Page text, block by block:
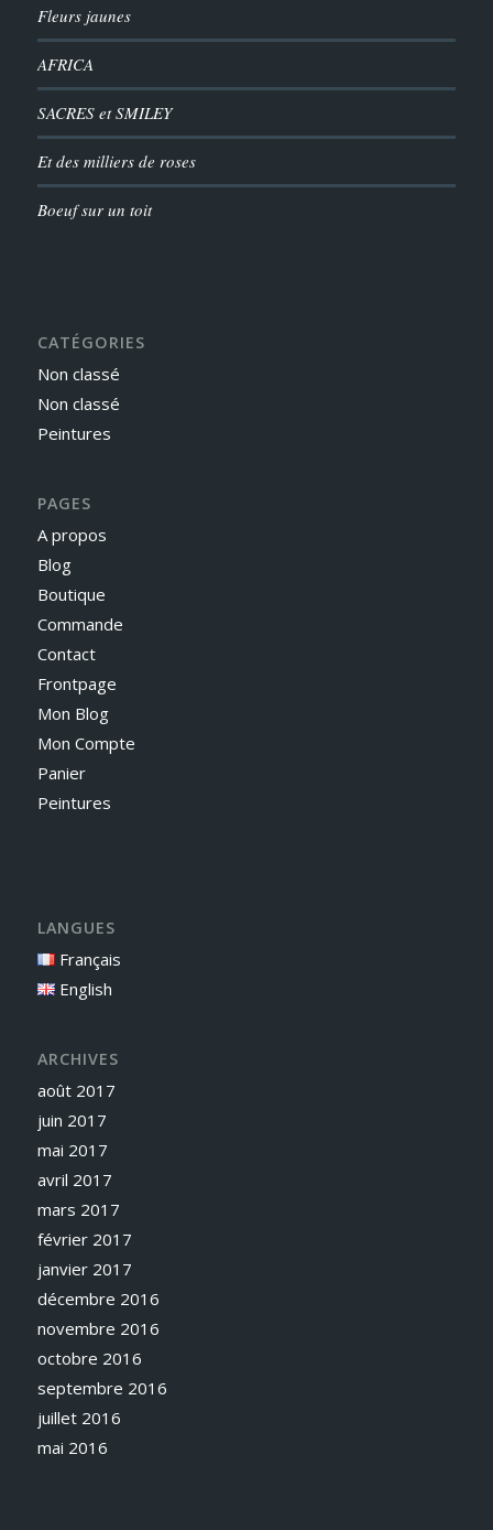
Fleurs jaunes
AFRICA
SACRES et SMILEY
Et des milliers de roses
Boeuf sur un toit
CATÉGORIES
Non classé
Non classé
Peintures
PAGES
A propos
Blog
Boutique
Commande
Contact
Frontpage
Mon Blog
Mon Compte
Panier
Peintures
LANGUES
Français
English
ARCHIVES
août 2017
juin 2017
mai 2017
avril 2017
mars 2017
février 2017
janvier 2017
décembre 2016
novembre 2016
octobre 2016
septembre 2016
juillet 2016
mai 2016